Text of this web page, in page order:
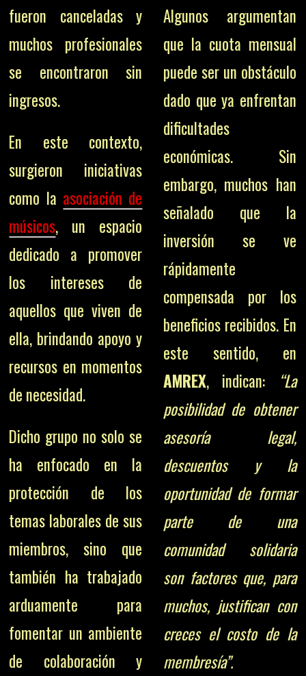
fueron canceladas y
muchos profesionales
se encontraron sin
ingresos.
En este contexto,
surgieron iniciativas
como la asociación de
músicos, un espacio
dedicado a promover
los intereses de
aquellos que viven de
ella, brindando apoyo y
recursos en momentos
de necesidad.
Dicho grupo no solo se
ha enfocado en la
protección de los
temas laborales de sus
miembros, sino que
también ha trabajado
arduamente para
fomentar un ambiente
de colaboración y
Algunos argumentan
que la cuota mensual
puede ser un obstáculo
dado que ya enfrentan
dificultades
económicas. Sin
embargo, muchos han
señalado que la
inversión se ve
rápidamente
compensada por los
beneficios recibidos. En
este sentido, en
AMREX, indican:
“La
posibilidad de obtener
asesoría legal,
descuentos y la
oportunidad de formar
parte de una
comunidad solidaria
son factores que, para
muchos, justifican con
creces el costo de la
membresía”.